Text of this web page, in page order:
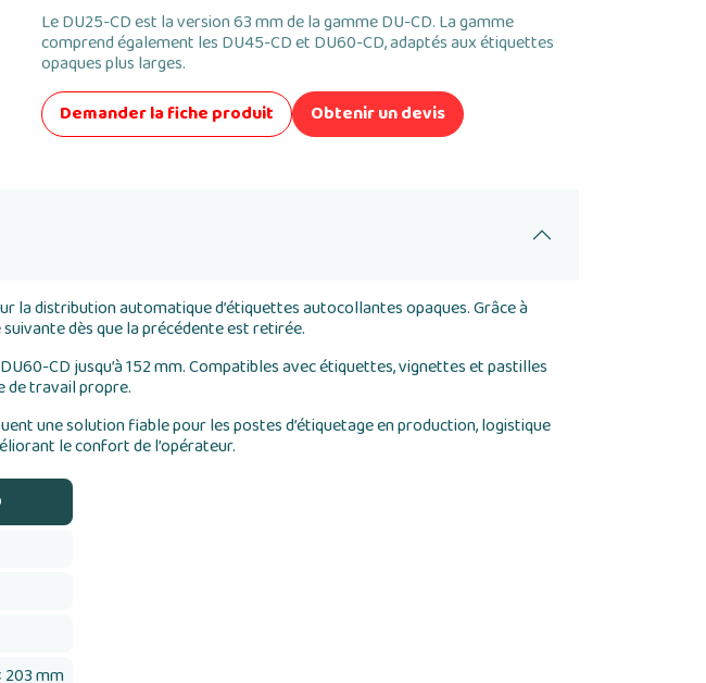
Le DU25-CD est la version 63 mm de la gamme DU-CD. La gamme
comprend également les DU45-CD et DU60-CD, adaptés aux étiquettes
opaques plus larges.
Demander la fiche produit
Obtenir un devis
la distribution automatique d’étiquettes autocollantes opaques. Grâce à
dès que la précédente est retirée.
CD jusqu’à 152 mm. Compatibles avec étiquettes, vignettes et pastilles
de travail propre.
une solution fiable pour les postes d’étiquetage en production, logistique
le confort de l’opérateur.
203 mm